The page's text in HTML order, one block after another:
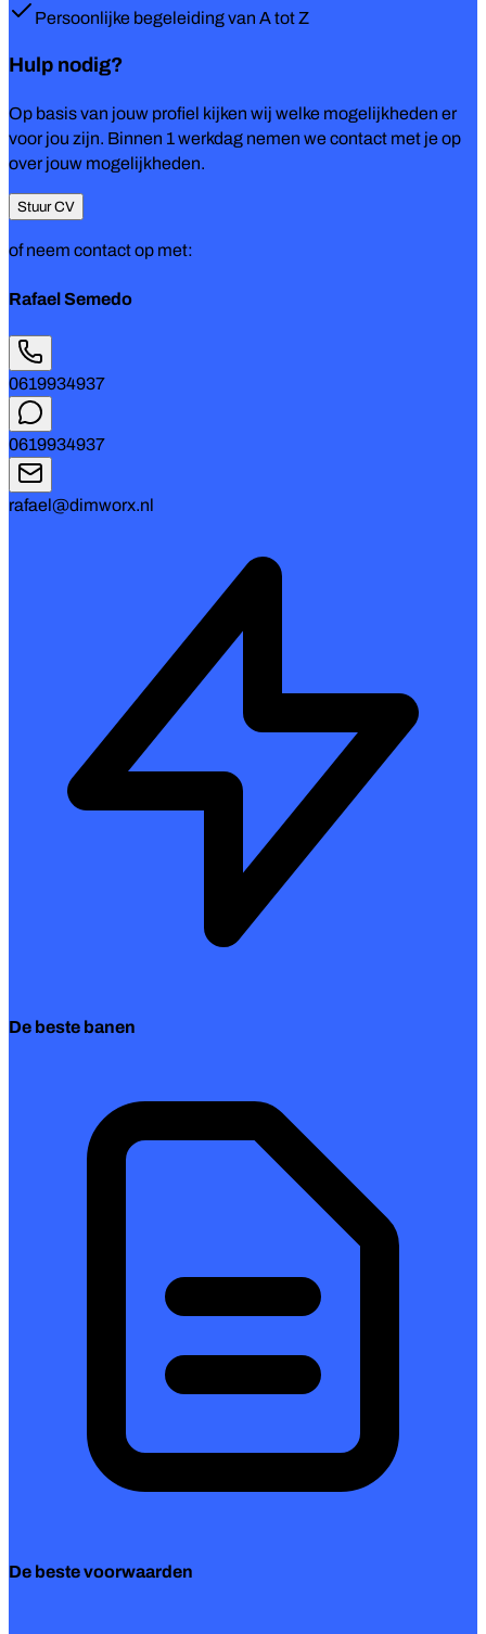
Persoonlijke begeleiding van A tot Z
Hulp nodig?
Op basis van jouw profiel kijken wij welke mogelijkheden er
voor jou zijn. Binnen 1 werkdag nemen we contact met je op
over jouw mogelijkheden.
Stuur CV
of neem contact op met:
Rafael Semedo
0619934937
0619934937
rafael@dimworx.nl
De beste banen
De beste voorwaarden